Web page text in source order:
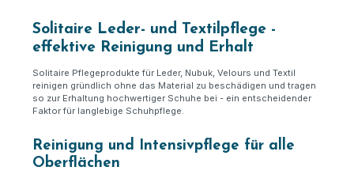
Solitaire Leder- und Textilpflege -
effektive Reinigung und Erhalt
Solitaire Pflegeprodukte für Leder, Nubuk, Velours und Textil
reinigen gründlich ohne das Material zu beschädigen und tragen
so zur Erhaltung hochwertiger Schuhe bei - ein entscheidender
Faktor für langlebige Schuhpflege.
Reinigung und Intensivpflege für alle
Oberflächen